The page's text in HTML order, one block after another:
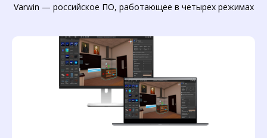
Varwin — российское ПО, работающее в четырех режимах